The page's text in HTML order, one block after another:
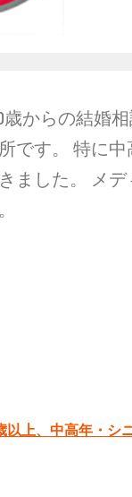
からの結婚
です。 特に
ました。 メ
以上、中高年・シ